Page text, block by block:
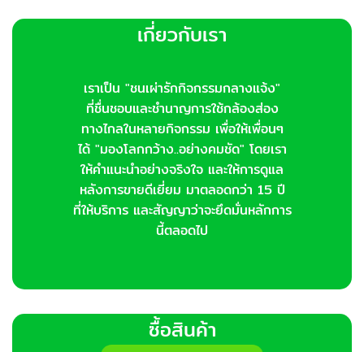
เกี่ยวกับเรา
เราเป็น "ชนเผ่ารักกิจกรรมกลางแจ้ง"
ที่ชื่นชอบและชำนาญการใช้กล้องส่อง
ทางไกลในหลายกิจกรรม เพื่อให้เพื่อนๆ
ได้ "มองโลกกว้าง..อย่างคมชัด" โดยเรา
ให้คำแนะนำอย่างจริงใจ และให้การดูแล
หลังการขายดีเยี่ยม มาตลอดกว่า 15 ปี
ที่ให้บริการ และสัญญาว่าจะยึดมั่นหลักการ
นี้ตลอดไป
ซื้อสินค้า